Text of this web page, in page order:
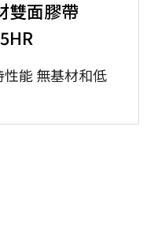
雙面膠帶
能 無基材和低